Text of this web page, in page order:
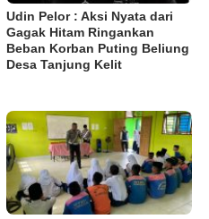
Udin Pelor : Aksi Nyata dari
Gagak Hitam Ringankan
Beban Korban Puting Beliung
Desa Tanjung Kelit